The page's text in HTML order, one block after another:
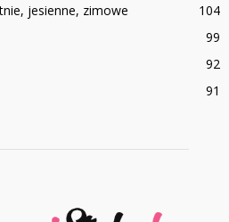
jesienne, zimowe
104
99
92
91